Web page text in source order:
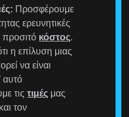
Προσφέρουμε
ερευνητικές
προσιτό κόστος.
η επίλυση μιας
να είναι
αυτό
τιςτιμές μας
τον